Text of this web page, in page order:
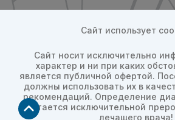
Сайт использует
Сайт носит исключительно
характер и ни при каких
является публичной офертой.
должны использовать их в
рекомендаций. Определение
остается исключительной
лечащего врача!